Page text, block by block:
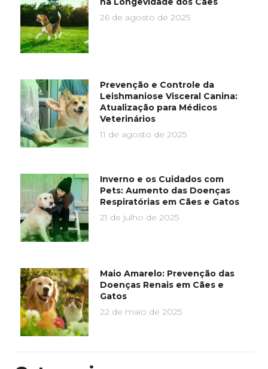
26 de agosto de 2025
Prevenção e Controle da
Leishmaniose Visceral Canina:
Atualização para Médicos
Veterinários
11 de agosto de 2025
Inverno e os Cuidados com
Pets: Aumento das Doenças
Respiratórias em Cães e Gatos
21 de julho de 2025
Maio Amarelo: Prevenção das
Doenças Renais em Cães e
Gatos
22 de maio de 2025